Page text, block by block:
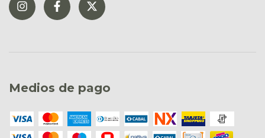
Medios de pago